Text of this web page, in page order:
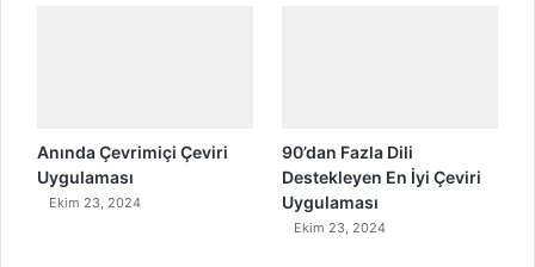
Anında Çevrimiçi Çeviri
Uygulaması
Ekim 23, 2024
90’dan Fazla Dili
Destekleyen En İyi Çeviri
Uygulaması
Ekim 23, 2024